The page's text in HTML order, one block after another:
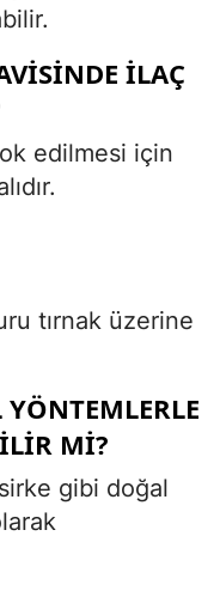
ILAÇ
edilmesi için
tırnak üzerine
MI?
gibi doğal